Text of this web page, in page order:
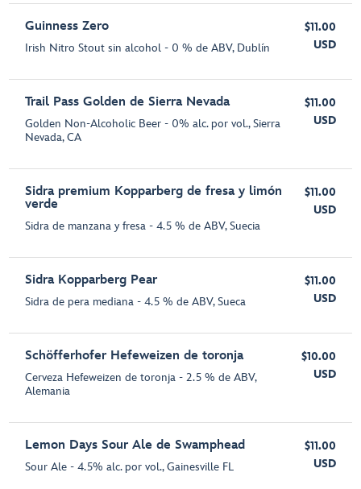
Guinness Zero
Irish Nitro Stout sin alcohol - 0 % de ABV, Dublín
$11.00
USD
Trail Pass Golden de Sierra Nevada
Golden Non-Alcoholic Beer - 0% alc. por vol., Sierra
Nevada, CA
$11.00
USD
Sidra premium Kopparberg de fresa y limón
verde
Sidra de manzana y fresa - 4.5 % de ABV, Suecia
$11.00
USD
Sidra Kopparberg Pear
Sidra de pera mediana - 4.5 % de ABV, Sueca
$11.00
USD
Schöfferhofer Hefeweizen de toronja
Cerveza Hefeweizen de toronja - 2.5 % de ABV,
Alemania
$10.00
USD
Lemon Days Sour Ale de Swamphead
Sour Ale - 4.5% alc. por vol., Gainesville FL
$11.00
USD